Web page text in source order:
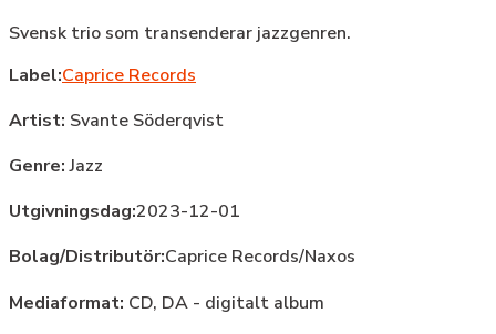
Svensk trio som transenderar jazzgenren.
Label:Caprice Records
Artist: Svante Söderqvist
Genre:Jazz
Utgivningsdag:2023-12-01
Bolag/Distributör:Caprice Records/Naxos
Mediaformat: CD, DA - digitalt album